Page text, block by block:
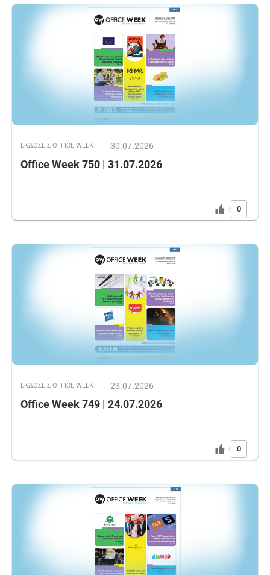
ΕΚΔOΣΕΙΣ OFFICE WEEK 30.07.2026
Office Week 750 | 31.07.2026
0
ΕΚΔOΣΕΙΣ OFFICE WEEK 23.07.2026
Office Week 749 | 24.07.2026
0